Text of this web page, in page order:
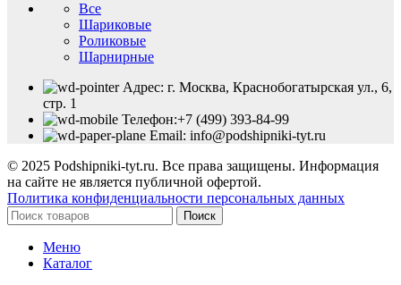
Все
Шариковые
Роликовые
Шарнирные
Адрес: г. Москва, Краснобогатырская ул., 6,
стр. 1
Телефон:+7 (499) 393-84-99
Email: info@podshipniki-tyt.ru
© 2025 Podshipniki-tyt.ru. Все права защищены. Информация
на сайте не является публичной офертой.
Политика конфиденциальности персональных данных
Поиск
Меню
Каталог